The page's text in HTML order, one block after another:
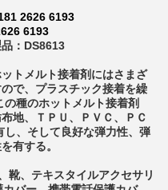
2626 6193
6193
：DS8613
トメルト接着剤にはさまざ
で、プラスチック接着を繰
の種のホットメルト接着剤
地、ＴＰＵ、ＰＶＣ、ＰＣ
し、そして良好な弾力性、弾
有する。
靴、テキスタイルアクセサリ